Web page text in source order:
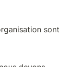
sont